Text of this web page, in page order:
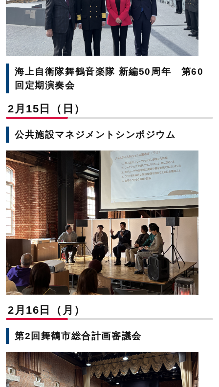
海上自衛隊舞鶴音楽隊 新編50周年 第60
回定期演奏会
2月15日（日）
公共施設マネジメントシンポジウム
2月16日（月）
第2回舞鶴市総合計画審議会